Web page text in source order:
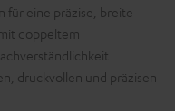
für eine präzise, breite
doppeltem
druckvollen und präzisen